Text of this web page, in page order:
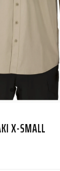
X-SMALL